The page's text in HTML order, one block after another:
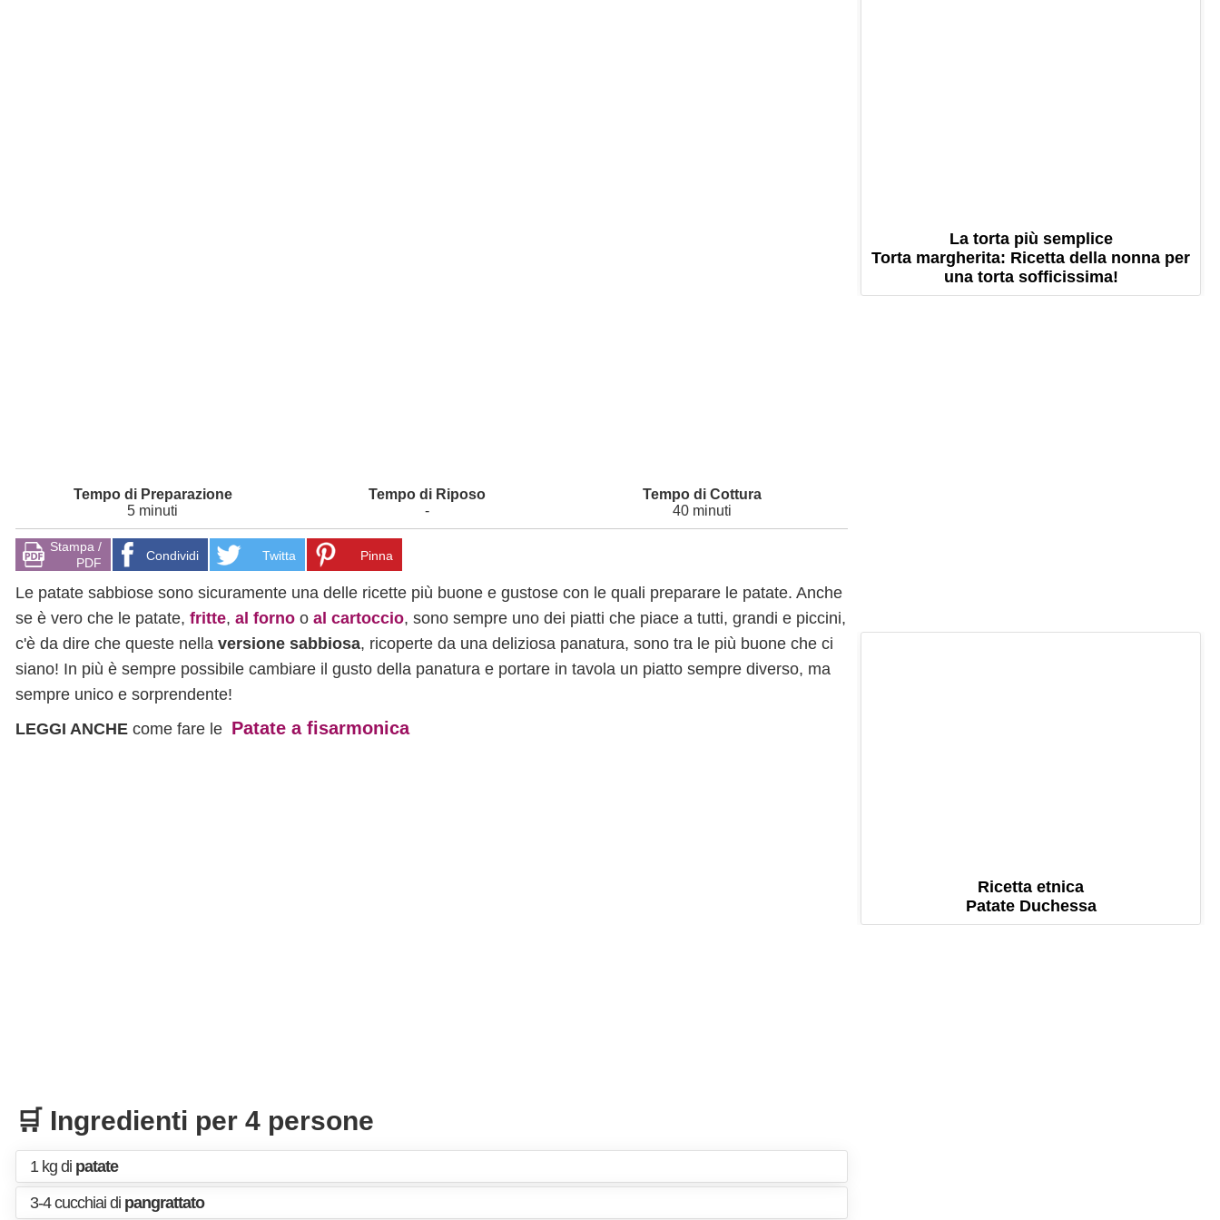
5 minuti - 40 minuti
Stampa /
PDF
Condividi Twitta Pinna
Le patate sabbiose sono sicuramente una delle ricette più buone e gustose con le quali preparare le patate. Anche
se è vero che le patate, fritte, al forno o al cartoccio, sono sempre uno dei piatti che piace a tutti, grandi e piccini,
c'è da dire che queste nella versione sabbiosa, ricoperte da una deliziosa panatura, sono tra le più buone che ci
siano! In più è sempre possibile cambiare il gusto della panatura e portare in tavola un piatto sempre diverso, ma
sempre unico e sorprendente!
LEGGI ANCHE come fare le Patate a fisarmonica
🛒 Ingredienti per 4 persone
1 kg di patate
3-4 cucchiai di pangrattato
La torta più semplice
Torta margherita: Ricetta della nonna per
una torta sofficissima!
Ricetta etnica
Patate Duchessa